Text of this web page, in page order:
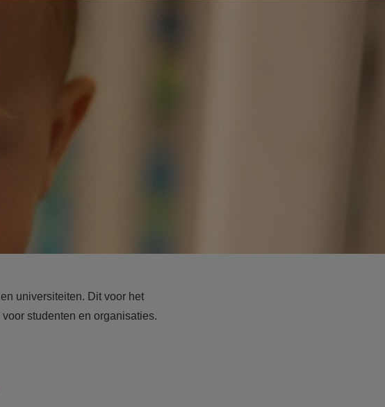
universiteiten. Dit voor het
voor studenten en organisaties.